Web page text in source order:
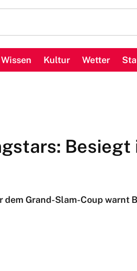
Wissen Kultur Wetter
Besiegt
Grand-Slam-Coup warnt